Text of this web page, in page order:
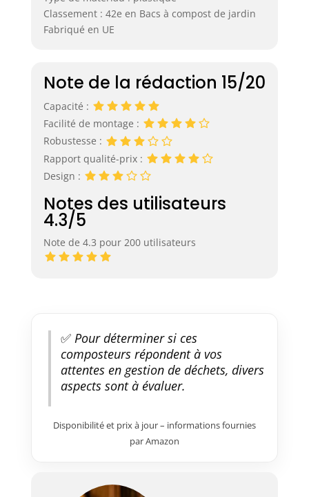
Classement : 42e en Bacs à compost de jardin
Fabriqué en UE
Note de la rédaction 15/20
Capacité :
Facilité de montage :
Robustesse :
Rapport qualité-prix :
Design :
Notes des utilisateurs
4.3/5
Note de 4.3 pour 200 utilisateurs
✅Pour déterminer si ces
composteurs répondent à vos
attentes en gestion de déchets, divers
aspects sont à évaluer.
Disponibilité et prix à jour – informations fournies
par Amazon